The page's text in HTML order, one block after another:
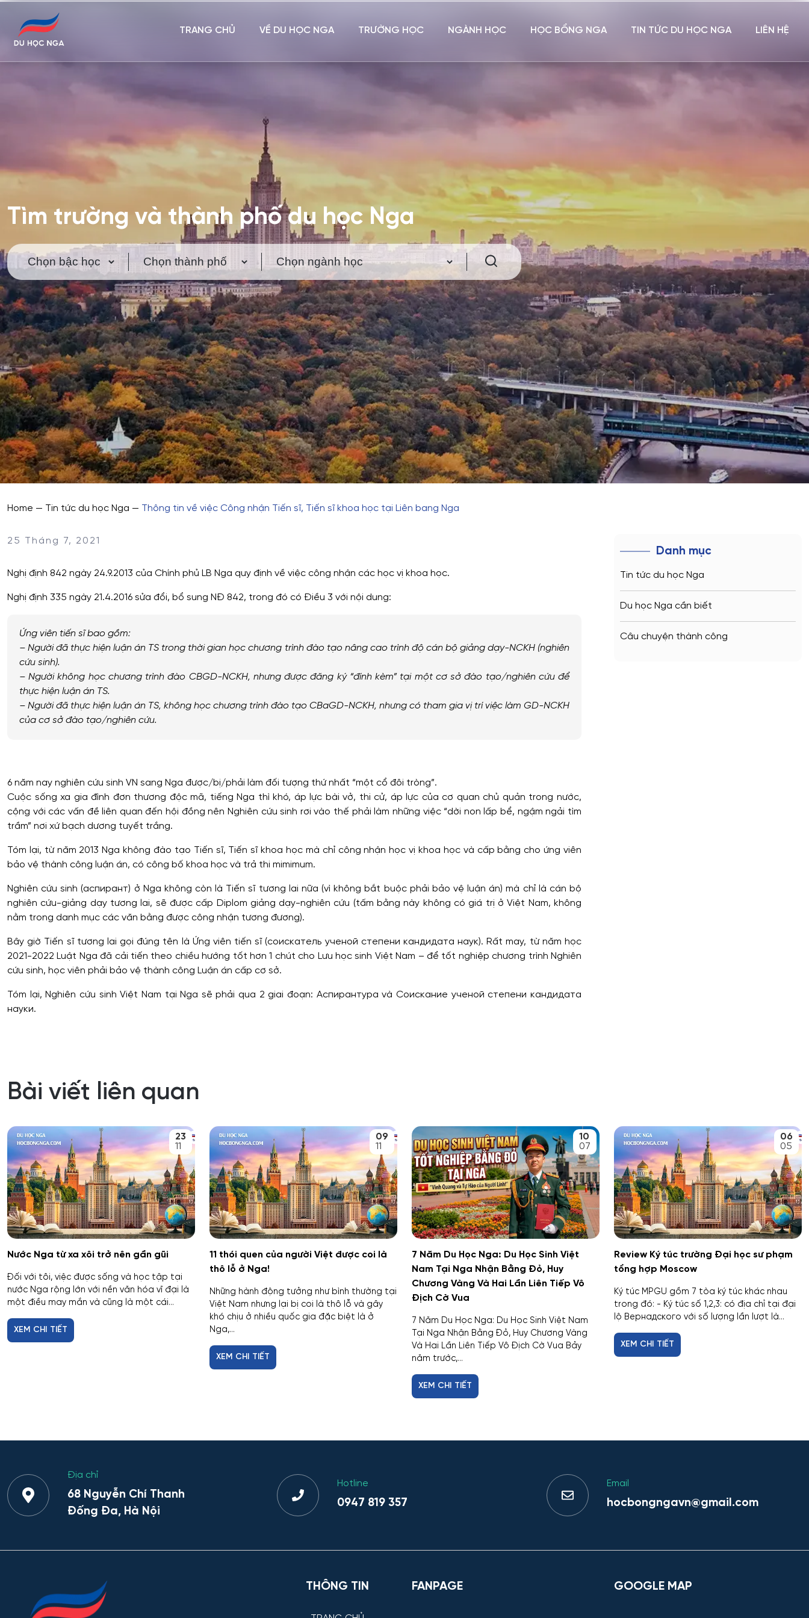
TRANG CHỦ VỀ DU HỌC NGA TRƯỜNG HỌC NGÀNH HỌC HỌC BỔNG NGA TIN TỨC DU HỌC NGA LIÊN HỆ
Tìm trường và thành phố du học Nga
Home — Tin tức du học Nga — Thông tin về việc Công nhận Tiến sĩ, Tiến sĩ khoa học tại Liên bang Nga
25 Tháng 7, 2021
Nghị định 842 ngày 24.9.2013 của Chính phủ LB Nga quy định về việc công nhận các học vị khoa học.
Nghị định 335 ngày 21.4.2016 sửa đổi, bổ sung NĐ 842, trong đó có Điều 3 với nội dung:
Ứng viên tiến sĩ bao gồm:
– Người đã thực hiện luận án TS trong thời gian học chương trình đào tạo nâng cao trình độ cán bộ giảng dạy-NCKH (nghiên
cứu sinh).
– Người không học chương trình đào CBGD-NCKH, nhưng được đăng ký “đính kèm” tại một cơ sở đào tạo/nghiên cứu để
thực hiện luận án TS.
– Người đã thực hiện luận án TS, không học chương trình đào tạo CBaGD-NCKH, nhưng có tham gia vị trí việc làm GD-NCKH
của cơ sở đào tạo/nghiên cứu.
6 năm nay nghiên cứu sinh VN sang Nga được/bị/phải làm đối tượng thứ nhất “một cổ đôi tròng”.
Cuộc sống xa gia đình đơn thương độc mã, tiếng Nga thì khó, áp lực bài vở, thi cử, áp lực của cơ quan chủ quản trong nước,
cộng với các vấn đề liên quan đến hội đồng nên Nghiên cứu sinh rơi vào thế phải làm những việc “dời non lấp bể, ngậm ngải tìm
trầm” nơi xứ bạch dương tuyết trắng.
Tóm lại, từ năm 2013 Nga không đào tạo Tiến sĩ, Tiến sĩ khoa học mà chỉ công nhận học vị khoa học và cấp bằng cho ứng viên
bảo vệ thành công luận án, có công bố khoa học và trả thi mimimum.
Nghiên cứu sinh (аспирант) ở Nga không còn là Tiến sĩ tương lai nữa (vì không bắt buộc phải bảo vệ luận án) mà chỉ là cán bộ
nghiên cứu-giảng dạy tương lai, sẽ được cấp Diplom giảng dạy-nghiên cứu (tấm bằng này không có giá trị ở Việt Nam, không
nằm trong danh mục các văn bằng được công nhận tương đương).
Bây giờ Tiến sĩ tương lai gọi đúng tên là Ứng viên tiến sĩ (соискатель ученой степени кандидата наук). Rất may, từ năm học
2021-2022 Luật Nga đã cải tiến theo chiều hướng tốt hơn 1 chút cho Lưu học sinh Việt Nam – để tốt nghiệp chương trình Nghiên
cứu sinh, học viên phải bảo vệ thành công Luận án cấp cơ sở.
Tóm lại, Nghiên cứu sinh Việt Nam tại Nga sẽ phải qua 2 giai đoạn: Aспирантура và Cоискание ученой степени кандидата
науки.
Danh mục
Tin tức du học Nga
Du học Nga cần biết
Câu chuyện thành công
Bài viết liên quan
23
11
Nước Nga từ xa xôi trở nên gần gũi
Đối với tôi, việc được sống và học tập tại
nước Nga rộng lớn với nền văn hóa vĩ đại là
một điều may mắn và cũng là một cái...
XEM CHI TIẾT
09
11
11 thói quen của người Việt được coi là
thô lỗ ở Nga!
Những hành động tưởng như bình thường tại
Việt Nam nhưng lại bị coi là thô lỗ và gây
khó chịu ở nhiều quốc gia đặc biệt là ở
Nga,...
XEM CHI TIẾT
10
07
7 Năm Du Học Nga: Du Học Sinh Việt
Nam Tại Nga Nhận Bằng Đỏ, Huy
Chương Vàng Và Hai Lần Liên Tiếp Vô
Địch Cờ Vua
7 Năm Du Học Nga: Du Học Sinh Việt Nam
Tại Nga Nhận Bằng Đỏ, Huy Chương Vàng
Và Hai Lần Liên Tiếp Vô Địch Cờ Vua Bảy
năm trước,...
XEM CHI TIẾT
06
05
Review Ký túc trường Đại học sư phạm
tổng hợp Moscow
Ký túc MPGU gồm 7 tòa ký túc khác nhau
trong đó: - Ký túc số 1,2,3: có địa chỉ tại đại
lộ Вернадского với số lượng lần lượt là...
XEM CHI TIẾT
Địa chỉ
68 Nguyễn Chí Thanh
Đống Đa, Hà Nội
Hotline
0947 819 357
Email
hocbongngavn@gmail.com
THÔNG TIN FANPAGE GOOGLE MAP